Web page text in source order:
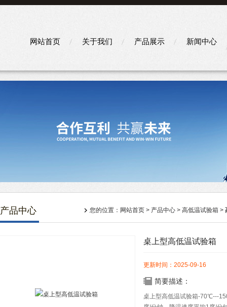
网站首页 关于我们 产品展示 新闻中心
产品中心 您的位置： 网站首页 > 产品中心 > 高低温试验箱 >
桌上型高低温试验箱
更新时间：2025-09-16
简要描述：
桌上型高低温试验箱-70℃---